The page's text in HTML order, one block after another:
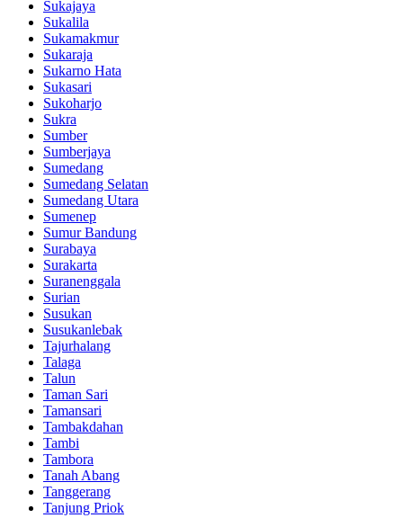
Sukajaya
Sukalila
Sukamakmur
Sukaraja
Sukarno Hata
Sukasari
Sukoharjo
Sukra
Sumber
Sumberjaya
Sumedang
Sumedang Selatan
Sumedang Utara
Sumenep
Sumur Bandung
Surabaya
Surakarta
Suranenggala
Surian
Susukan
Susukanlebak
Tajurhalang
Talaga
Talun
Taman Sari
Tamansari
Tambakdahan
Tambi
Tambora
Tanah Abang
Tanggerang
Tanjung Priok